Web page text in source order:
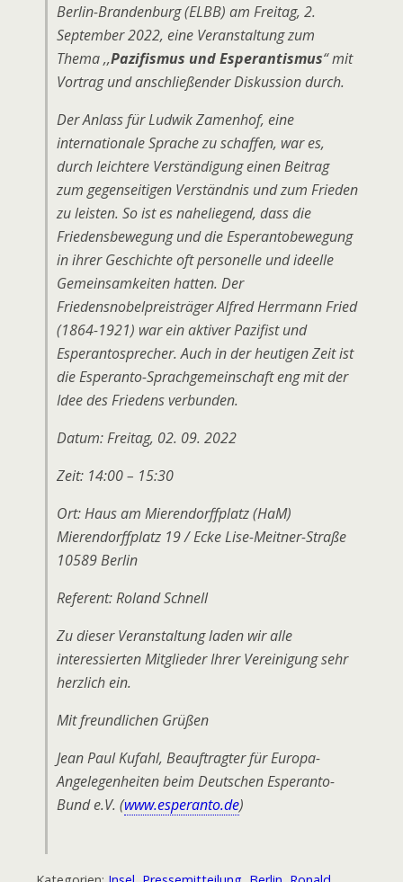
Berlin-Brandenburg (ELBB) am Freitag, 2.
September 2022, eine Veranstaltung zum
Thema ,,Pazifismus und Esperantismus“ mit
Vortrag und anschließender Diskussion durch.
Der Anlass für Ludwik Zamenhof, eine
internationale Sprache zu schaffen, war es,
durch leichtere Verständigung einen Beitrag
zum gegenseitigen Verständnis und zum Frieden
zu leisten. So ist es naheliegend, dass die
Friedensbewegung und die Esperantobewegung
in ihrer Geschichte oft personelle und ideelle
Gemeinsamkeiten hatten. Der
Friedensnobelpreisträger Alfred Herrmann Fried
(1864-1921) war ein aktiver Pazifist und
Esperantosprecher. Auch in der heutigen Zeit ist
die Esperanto-Sprachgemeinschaft eng mit der
Idee des Friedens verbunden.
Datum: Freitag, 02. 09. 2022
Zeit: 14:00 – 15:30
Ort: Haus am Mierendorffplatz (HaM)
Mierendorffplatz 19 / Ecke Lise-Meitner-Straße
10589 Berlin
Referent: Roland Schnell
Zu dieser Veranstaltung laden wir alle
interessierten Mitglieder Ihrer Vereinigung sehr
herzlich ein.
Mit freundlichen Grüßen
Jean Paul Kufahl, Beauftragter für Europa-
Angelegenheiten beim Deutschen Esperanto-
Bund e.V. (www.esperanto.de)